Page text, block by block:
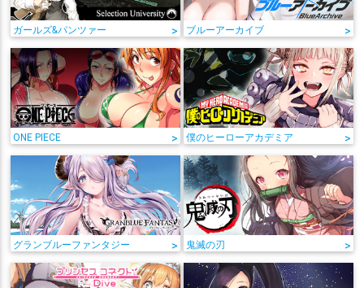
ガールズ&パンツァー > ブルーアーカイブ >
ONE PIECE > 僕のヒーローアカデミア >
グランブルーファンタジー > 鬼滅の刃 >